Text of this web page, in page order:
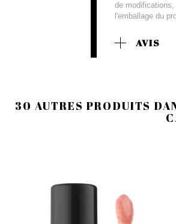
de
l'emballage du
AVIS
30 AUTRES PRODUITS